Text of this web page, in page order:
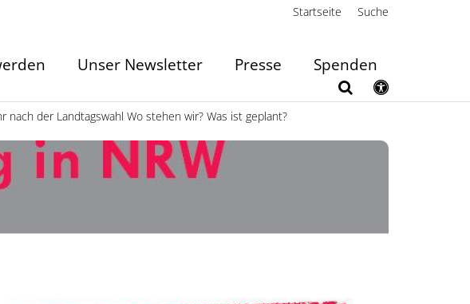
Startseite Suche
Unser Newsletter Presse Spenden
nach der Landtagswahl Wo stehen wir? Was ist geplant?